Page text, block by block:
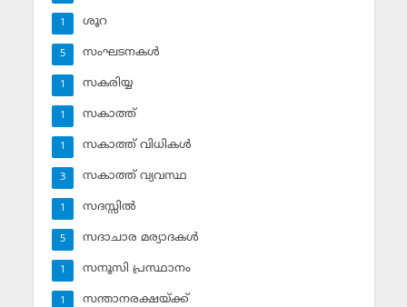
ശൂറ
1
സംഘടനകള്‍
5
സകരിയ്യ
1
സകാത്ത്‌
1
സകാത്ത്‌ വിധികള്‍
1
സകാത്ത്‌ വ്യവസ്ഥ
3
സദസ്സില്‍
1
സദാചാര മര്യാദകള്‍
5
സനൂസി പ്രസ്ഥാനം
1
സന്താനരക്ഷയ്ക്ക്
1